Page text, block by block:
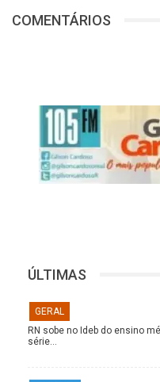
COMENTÁRIOS
ÚLTIMAS
GERAL
RN sobe no Ideb do ensino
série…